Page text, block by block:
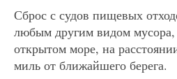
Сброс с судов пищевых
любым другим видом мусора,
открытом море, на
миль от ближайшего берега.